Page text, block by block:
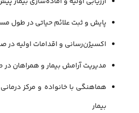
پایش و ثبت علائم حیاتی در طول
اکسیژن‌رسانی و اقدامات اولیه در
مدیریت آرامش بیمار و همراهان
هماهنگی با خانواده و مرکز
بیمار